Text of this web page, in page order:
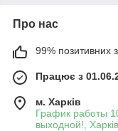
Про нас
99% позитивних з
Працює з
м. Харків
График работы
выходной!,